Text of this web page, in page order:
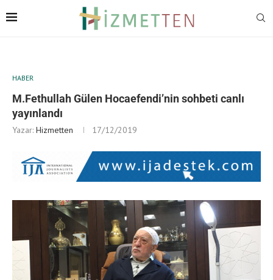
HABER
M.Fethullah Gülen Hocaefendi’nin sohbeti canlı
yayınlandı
Yazar: Hizmetten 17/12/2019